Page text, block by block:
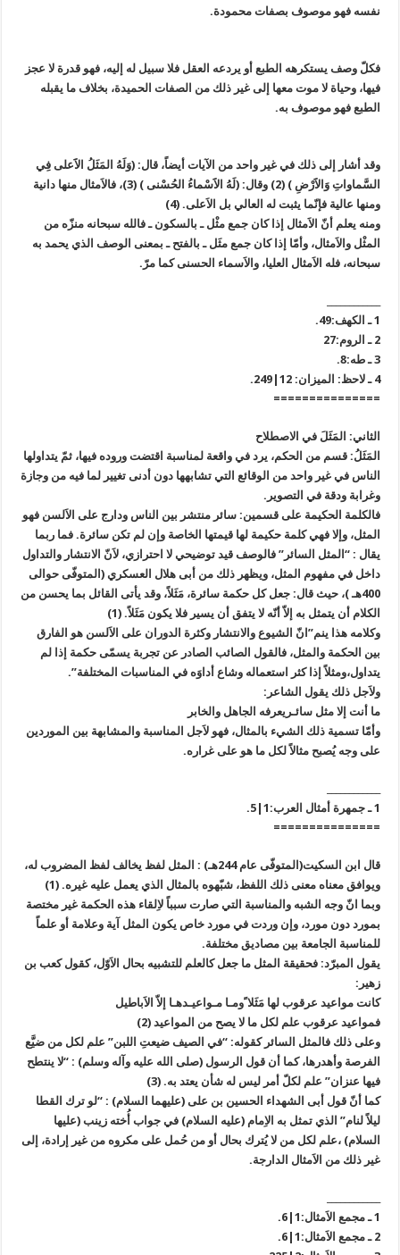
نفسه فهو موصوف بصفات محمودة.
فكلّ وصف يستكرهه الطبع أو يردعه العقل فلا سبيل له إليه، فهو قدرة لا عجز
فيها، وحياة لا موت معها إلى غير ذلك من الصفات الحميدة، بخلاف ما يقبله
الطبع فهو موصوف به.
وقد أشار إلى ذلك في غير واحد من الآيات أيضاً، قال: (وَلَهُ المَثَلُ الاََعلى فِي
السَّماواتِ وَالاََرْضِ ) (2) وقال: (لَهُ الاََسْماءُ الحُسْنى ) (3)، فالاَمثال منها دانية
ومنها عالية فإنّما يثبت له العالي بل الاَعلى. (4)
ومنه يعلم أنّ الاَمثال إذا كان جمع مثْل ـ بالسكون ـ فالله سبحانه منزّه من
المثْل والاَمثال، وأمّا إذا كان جمع مثَل ـ بالفتح ـ بمعنى الوصف الذي يحمد به
سبحانه، فله الاَمثال العليا، والاَسماء الحسنى كما مرّ.
1 ـ الكهف:49.
2 ـ الروم:27
3 ـ طه:8.
4 ـ لاحظ: الميزان: 12|249.
===============
الثاني: المَثَلَ في الاصطلاح
المَثَلُ: قسم من الحكم، يرد في واقعة لمناسبة اقتضت وروده فيها، ثمّ يتداولها
الناس في غير واحد من الوقائع التي تشابهها دون أدنى تغيير لما فيه من وجازة
وغرابة ودقة في التصوير.
فالكلمة الحكيمة على قسمين: سائر منتشر بين الناس ودارج على الاَلسن فهو
المثل، وإلا فهي كلمة حكيمة لها قيمتها الخاصة وإن لم تكن سائرة. فما ربما
يقال : “المثل السائر” فالوصف قيد توضيحي لا احترازي، لاَنّ الانتشار والتداول
داخل في مفهوم المثل، ويظهر ذلك من أبى هلال العسكري (المتوفّى حوالى
400هـ )، حيث قال: جعل كل حكمة سائرة، مَثَلاً، وقد يأتى القائل بما يحسن من
الكلام أن يتمثل به إلاّ أنّه لا يتفق أن يسير فلا يكون مَثَلاً. (1)
وكلامه هذا ينم”انّ الشيوع والانتشار وكثرة الدوران على الاَلسن هو الفارق
بين الحكمة والمثل، فالقول الصائب الصادر عن تجربة يسمّى حكمة إذا لم
يتداول،ومثلاً إذا كثر استعماله وشاع أداوَه في المناسبات المختلفة”.
ولاَجل ذلك يقول الشاعر:
ما أنت إلا مثل سائـريعرفه الجاهل والخابر
وأمّا تسمية ذلك الشيء بالمثال، فهو لاَجل المناسبة والمشابهة بين الموردين
على وجه يُصبح مثالاً لكل ما هو على غراره.
1 ـ جمهرة أمثال العرب:1|5.
===============
قال ابن السكيت(المتوفّى عام 244هـ) : المثل لفظ يخالف لفظ المضروب له،
ويوافق معناه معنى ذلك اللفظ، شبّهوه بالمثال الذي يعمل عليه غيره. (1)
وبما انّ وجه الشبه والمناسبة التي صارت سبباً لاِلقاء هذه الحكمة غير مختصة
بمورد دون مورد، وإن وردت في مورد خاص يكون المثل آية وعلامة أو علماً
للمناسبة الجامعة بين مصاديق مختلفة.
يقول المبرّد: فحقيقة المثل ما جعل كالعلم للتشبيه بحال الاَوّل، كقول كعب بن
زهير:
كانت مواعيد عرقوب لها مَثَلا ًومـا مـواعيـدهـا إلاّ الاَباطيل
فمواعيد عرقوب علم لكل ما لا يصح من المواعيد (2)
وعلى ذلك فالمثل السائر كقوله: “في الصيف ضيعتِ اللبن” علم لكل من ضيَّع
الفرصة وأهدرها، كما أن قول الرسول (صلى الله عليه وآله وسلم) : “لا ينتطح
فيها عنزان” علم لكلّ أمر ليس له شأن يعتد به. (3)
كما أنّ قول أبى الشهداء الحسين بن على (عليهما السلام) : “لو ترك القطا
ليلاً لنام” الذي تمثل به الاِمام (عليه السلام) في جواب أُخته زينب (عليها
السلام) ،علم لكل من لا يُترك بحال أو من حُمل على مكروه من غير إرادة، إلى
غير ذلك من الاَمثال الدارجة.
1 ـ مجمع الاَمثال:1|6.
2 ـ مجمع الاَمثال:1|6.